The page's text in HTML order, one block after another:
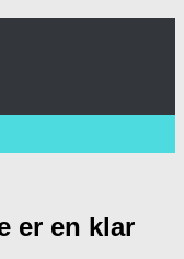
er en klar